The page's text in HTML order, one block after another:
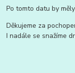
Po tomto datu by
Děkujeme za
I nadále se snažíme